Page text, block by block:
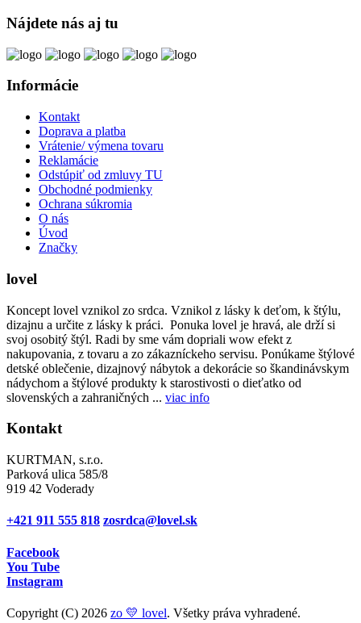
Nájdete nás aj tu
Informácie
Kontakt
Doprava a platba
Vrátenie/ výmena tovaru
Reklamácie
Odstúpiť od zmluvy TU
Obchodné podmienky
Ochrana súkromia
O nás
Úvod
Značky
lovel
Koncept lovel vznikol zo srdca. Vznikol z lásky k deťom, k štýlu,
dizajnu a určite z lásky k práci. Ponuka lovel je hravá, ale drží si
svoj osobitý štýl. Radi by sme vám dopriali wow efekt z
nakupovania, z tovaru a zo zákazníckeho servisu. Ponúkame štýlové
detské oblečenie, dizajnový nábytok a dekorácie so škandinávskym
nádychom a štýlové produkty k starostivosti o dieťatko od
slovenských a zahraničných ... viac info
Kontakt
KURTMAN, s.r.o.
Parková ulica 585/8
919 42 Voderady
+421 911 555 818 zosrdca@lovel.sk
Facebook
You Tube
Instagram
Copyright (C) 2026 zo 💛 lovel. Všetky práva vyhradené.